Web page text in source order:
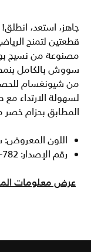
جاهز، استعد،
قطعتين لتمنح
مصنوعة من نسيج
سووش بالكامل
من شيونغسام
لسهولة الارتداء
المطابق بحزام
اللون المعروض:
رقم الإصدار: 56L349-782
عرض معلومات